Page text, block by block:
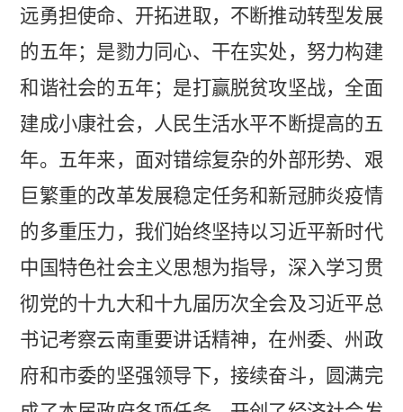
远勇担使命、开拓进取，不断推动转型发展
的五年；是勠力同心、干在实处，努力构建
和谐社会的五年；是打赢脱贫攻坚战，全面
建成小康社会，人民生活水平不断提高的五
年。五年来，面对错综复杂的外部形势、艰
巨繁重的改革发展稳定任务和新冠肺炎疫情
的多重压力，我们始终坚持以习近平新时代
中国特色社会主义思想为指导，深入学习贯
彻党的十九大和十九届历次全会及习近平总
书记考察云南重要讲话精神，在州委、州政
府和市委的坚强领导下，接续奋斗，圆满完